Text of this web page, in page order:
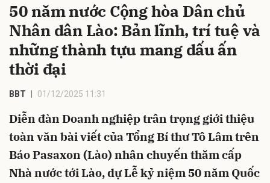
50 năm nước Cộng hòa Dân chủ
Nhân dân Lào: Bản lĩnh, trí tuệ và
những thành tựu mang dấu ấn
thời đại
BBT 01/12/2025 11:31
Diễn đàn Doanh nghiệp trân trọng giới thiệu
toàn văn bài viết của Tổng Bí thư Tô Lâm trên
Báo Pasaxon (Lào) nhân chuyến thăm cấp
Nhà nước tới Lào, dự Lễ kỷ niệm 50 năm Quốc